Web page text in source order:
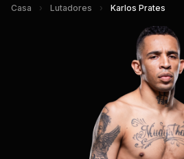
Casa › Lutadores › Karlos Prates